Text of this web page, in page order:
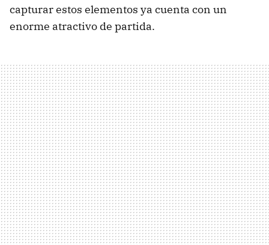
capturar estos elementos ya cuenta con un
enorme atractivo de partida.